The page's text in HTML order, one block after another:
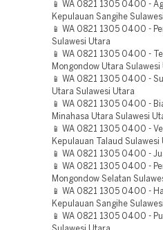
📱 WA 0821 1305 0400 -
Kepulauan Sangihe
📱 WA 0821 1305 0400 -
Sulawesi Utara
📱 WA 0821 1305 0400 -
Mongondow Utara Sulawesi
📱 WA 0821 1305 0400 -
Utara Sulawesi Utara
📱 WA 0821 1305 0400 -
Minahasa Utara Sulawesi
📱 WA 0821 1305 0400 -
Kepulauan Talaud Sulawesi
📱 WA 0821 1305 0400 -
📱 WA 0821 1305 0400 -
Mongondow Selatan
📱 WA 0821 1305 0400 -
Kepulauan Sangihe
📱 WA 0821 1305 0400 -